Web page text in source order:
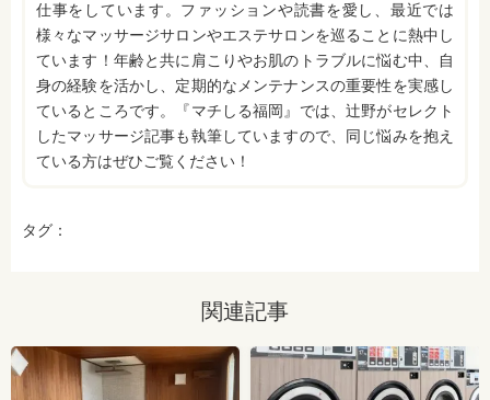
仕事をしています。ファッションや読書を愛し、最近では
様々なマッサージサロンやエステサロンを巡ることに熱中し
ています！年齢と共に肩こりやお肌のトラブルに悩む中、自
身の経験を活かし、定期的なメンテナンスの重要性を実感し
ているところです。『マチしる福岡』では、辻野がセレクト
したマッサージ記事も執筆していますので、同じ悩みを抱え
ている方はぜひご覧ください！
タグ：
関連記事